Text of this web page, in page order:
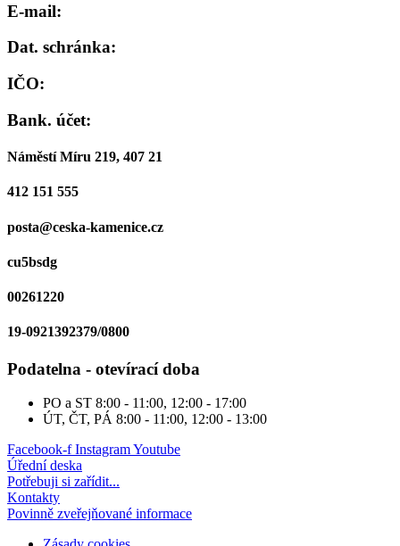
E-mail:
Dat. schránka:
IČO:
Bank. účet:
Náměstí Míru 219, 407 21
412 151 555
posta@ceska-kamenice.cz
cu5bsdg
00261220
19-0921392379/0800
Podatelna - otevírací doba
PO a ST 8:00 - 11:00, 12:00 - 17:00
ÚT, ČT, PÁ 8:00 - 11:00, 12:00 - 13:00
Facebook-f InstagramYoutube
Úřední deska
Potřebuji si zařídit...
Kontakty
Povinně zveřejňované informace